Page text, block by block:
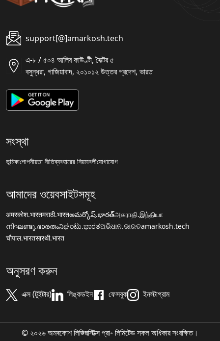
support[@]amarkosh.tech
এ-৮ / ৫০৪ আলিব কাউণ্টী, সৈক্টর ৫
বসুন্ধরা, গাজিয়াবাদ, ২০১০১২ উত্তর প্রদেশ, ভারত
সংস্থা
ভূমিকাগোপনীয়তা নীতিব্যবহারের নিয়মাবলীযোগাযোগ
আমাদের ওয়েবসাইটসমূহ
अमरकोश.भारतमराठी.भारतఅమర్కోష్.భారత్அகராதி.இந்தியா
നിഘണ്ടു.ഭാരതംನಿಘಂಟು.ಭಾರತଅଭିଧାନ.ଭାରତamarkosh.tech
चौपाल.भारतसारथी.भारत
অনুসরণ করুন
এক্স (টুইটার) লিঙ্কডইন ফেসবুক ইনস্টাগ্রাম
© ২০২৬ অমৰকোশ লিঙ্গ্ৱিস্টিক্স প্রা॰ লিমিটেড সকল অধিকার সংরক্ষিত।